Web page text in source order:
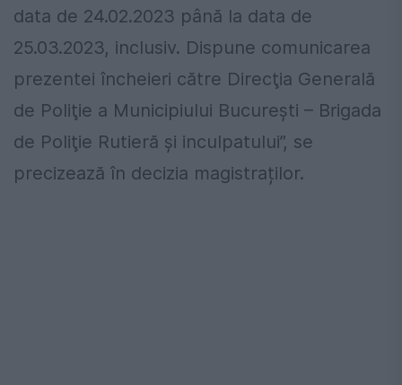
data de 24.02.2023 până la data de
25.03.2023, inclusiv. Dispune comunicarea
prezentei încheieri către Direcţia Generală
de Poliţie a Municipiului Bucureşti – Brigada
de Poliţie Rutieră şi inculpatului”, se
precizează în decizia magistraților.